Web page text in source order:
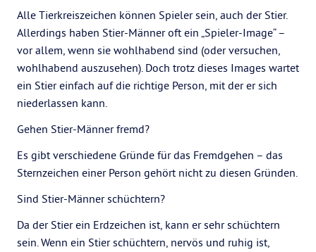
Alle Tierkreiszeichen können Spieler sein, auch der Stier.
Allerdings haben Stier-Männer oft ein „Spieler-Image“ –
vor allem, wenn sie wohlhabend sind (oder versuchen,
wohlhabend auszusehen). Doch trotz dieses Images wartet
ein Stier einfach auf die richtige Person, mit der er sich
niederlassen kann.
Gehen Stier-Männer fremd?
Es gibt verschiedene Gründe für das Fremdgehen – das
Sternzeichen einer Person gehört nicht zu diesen Gründen.
Sind Stier-Männer schüchtern?
Da der Stier ein Erdzeichen ist, kann er sehr schüchtern
sein. Wenn ein Stier schüchtern, nervös und ruhig ist,